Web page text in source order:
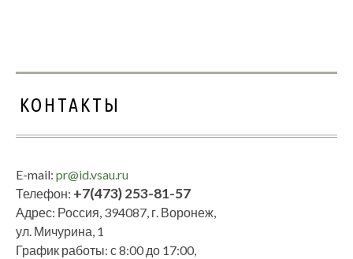
КОНТАКТЫ
E-mail: pr@id.vsau.ru
Телефон: +7(473) 253-81-57
Адрес: Россия, 394087, г. Воронеж,
ул. Мичурина, 1
График работы: с 8:00 до 17:00,